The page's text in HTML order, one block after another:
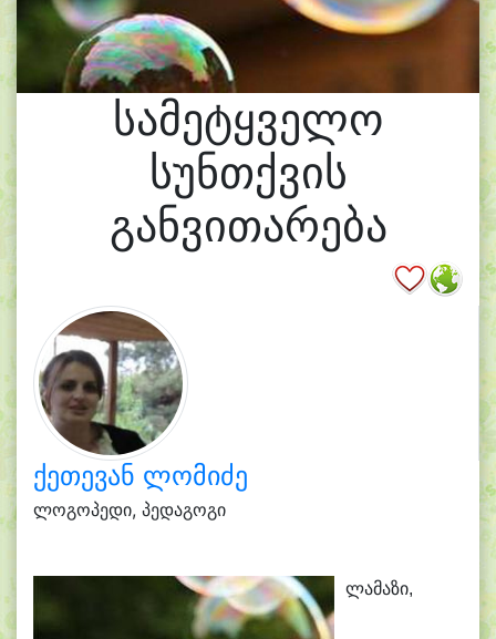
სამეტყველო
სუნთქვის
განვითარება
ქეთევან ლომიძე
ლოგოპედი, პედაგოგი
ლამაზი,